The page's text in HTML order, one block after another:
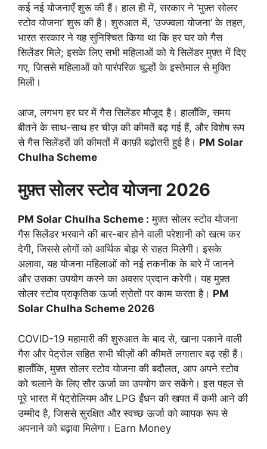
कई नई योजनाएँ शुरू की हैं। हाल ही में, सरकार ने ‘मुफ़्त सोलर
स्टोव योजना’ शुरू की है। शुरुआत में, ‘उज्ज्वला योजना’ के तहत,
भारत सरकार ने यह सुनिश्चित किया था कि हर घर को गैस
सिलेंडर मिले; इसके लिए सभी महिलाओं को ये सिलेंडर मुफ़्त में दिए
गए, जिससे महिलाओं को पारंपरिक चूल्हों के इस्तेमाल से मुक्ति
मिली।
आज, लगभग हर घर में गैस सिलेंडर मौजूद है। हालाँकि, समय
बीतने के साथ-साथ हर चीज़ की कीमतें बढ़ गई हैं, और विशेष रूप
से गैस सिलेंडरों की कीमतों में काफ़ी बढ़ोतरी हुई है। PM Solar
Chulha Scheme
मुफ़्त सोलर स्टोव योजना 2026
PM Solar Chulha Scheme : मुफ़्त सोलर स्टोव योजना
गैस सिलेंडर भरवाने की बार-बार होने वाली परेशानी को खत्म कर
देगी, जिससे लोगों को आर्थिक बोझ से राहत मिलेगी। इसके
अलावा, यह योजना महिलाओं को नई तकनीक के बारे में जानने
और उसका उपयोग करने का अवसर प्रदान करेगी। यह मुफ़्त
सोलर स्टोव प्राकृतिक ऊर्जा स्रोतों पर काम करता है। PM
Solar Chulha Scheme 2026
COVID-19 महामारी की शुरुआत के बाद से, खाना पकाने वाली
गैस और पेट्रोल सहित सभी चीज़ों की कीमतें लगातार बढ़ रही हैं।
हालाँकि, मुफ़्त सोलर स्टोव योजना की बदौलत, आप अपने स्टोव
को चलाने के लिए सौर ऊर्जा का उपयोग कर सकेंगे। इस पहल से
पूरे भारत में पेट्रोलियम और LPG ईंधन की खपत में कमी आने की
उम्मीद है, जिससे सुरक्षित और स्वच्छ ऊर्जा को व्यापक रूप से
अपनाने को बढ़ावा मिलेगा। Earn Money